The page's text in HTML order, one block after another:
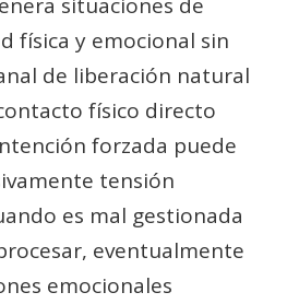
situaciones de
física y emocional sin
de liberación natural
físico directo
forzada puede
tensión
es mal gestionada
eventualmente
emocionales